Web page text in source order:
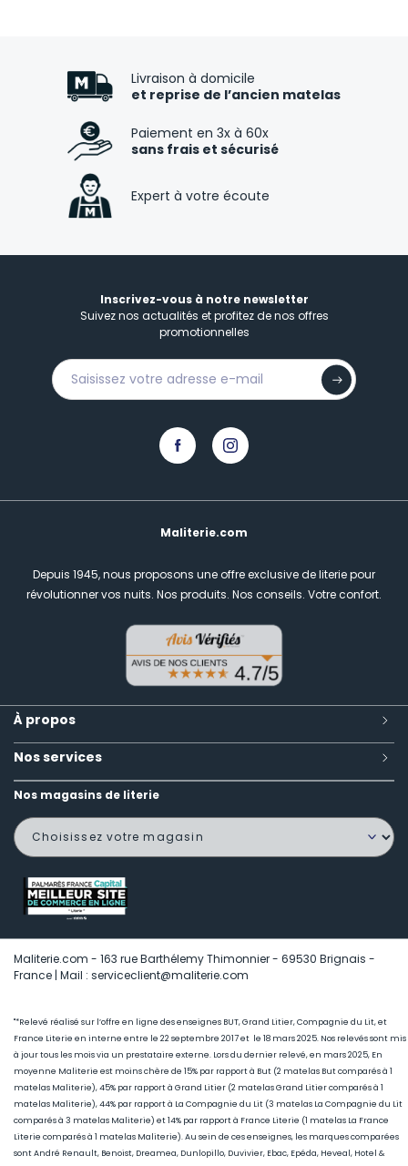
Livraison à domicile
et reprise de l’ancien matelas
Paiement en 3x à 60x
sans frais et sécurisé
Expert à votre écoute
Inscrivez-vous à notre newsletter
Suivez nos actualités et profitez de nos offres
promotionnelles
Maliterie.com
Depuis 1945, nous proposons une offre exclusive de literie pour
révolutionner vos nuits. Nos produits. Nos conseils. Votre confort.
À propos
Nos services
Nos magasins de literie
Maliterie.com - 163 rue Barthélemy Thimonnier - 69530 Brignais -
France | Mail : serviceclient@maliterie.com
"*Relevé réalisé sur l’offre en ligne des enseignes BUT, Grand Litier, Compagnie du Lit, et
France Literie en interne entre le 22 septembre 2017 et le 18 mars 2025. Nos relevés sont mis
à jour tous les mois via un prestataire externe. Lors du dernier relevé, en mars 2025, En
moyenne Maliterie est moins chère de 15% par rapport à But (2 matelas But comparés à 1
matelas Maliterie), 45% par rapport à Grand Litier (2 matelas Grand Litier comparés à 1
matelas Maliterie), 44% par rapport à La Compagnie du Lit (3 matelas La Compagnie du Lit
comparés à 3 matelas Maliterie) et 14% par rapport à France Literie (1 matelas La France
Literie comparés à 1 matelas Maliterie). Au sein de ces enseignes, les marques comparées
sont André Renault, Benoist, Dreamea, Dunlopillo, Duvivier, Ebac, Epéda, Heveal, Hotel &